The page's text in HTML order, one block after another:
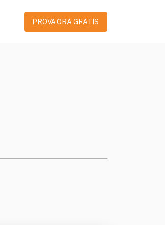
PROVA ORA GRATIS